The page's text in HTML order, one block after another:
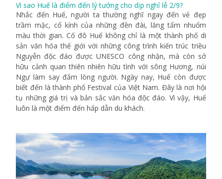
Vì sao Huế là điểm đến lý tưởng cho dịp nghỉ lễ 2/9?
Nhắc đến Huế, người ta thường nghĩ ngay đến vẻ đẹp
trầm mặc, cổ kính của những đền đài, lăng tẩm nhuốm
màu thời gian. Cố đô Huế không chỉ là một thành phố di
sản văn hóa thế giới với những công trình kiến trúc triều
Nguyễn độc đáo được UNESCO công nhận, mà còn sở
hữu cảnh quan thiên nhiên hữu tình với sông Hương, núi
Ngự làm say đắm lòng người. Ngày nay, Huế còn được
biết đến là thành phố Festival của Việt Nam. Đây là nơi hội
tụ những giá trị và bản sắc văn hóa độc đáo. Vì vậy, Huế
luôn là một điểm đến hấp dẫn du khách.